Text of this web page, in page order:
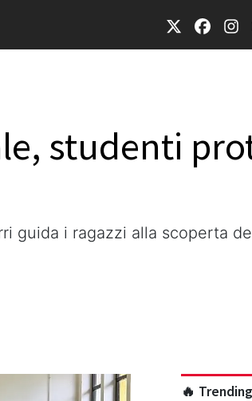
studenti
guida i ragazzi alla scoperta
🔥 Trending